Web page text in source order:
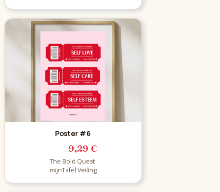
Poster #6
9,29 €
The Bold Quest
mijnTafel Veiling